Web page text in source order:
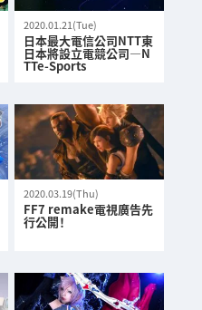
2020.01.21(Tue)
日本最大電信公司NTT東
日本將設立電競公司—N
TTe-Sports
2020.03.19(Thu)
FF7 remake電視廣告先
行公開！